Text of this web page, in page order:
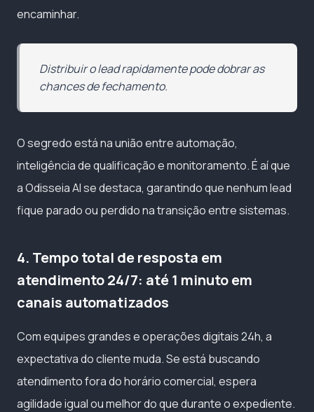
encaminhar.
Distribuir o lead rapidamente pode dobrar as
chances de fechamento.
O segredo está na união entre automação,
inteligência de qualificação e monitoramento. É aí que
a Odisseia AI se destaca, garantindo que nenhum lead
fique parado ou perdido na transição entre sistemas.
4. Tempo total de resposta em
atendimento 24/7: até 1 minuto em
canais automatizados
Com equipes grandes e operações digitais 24h, a
expectativa do cliente muda. Se está buscando
atendimento fora do horário comercial, espera
agilidade igual ou melhor do que durante o expediente.